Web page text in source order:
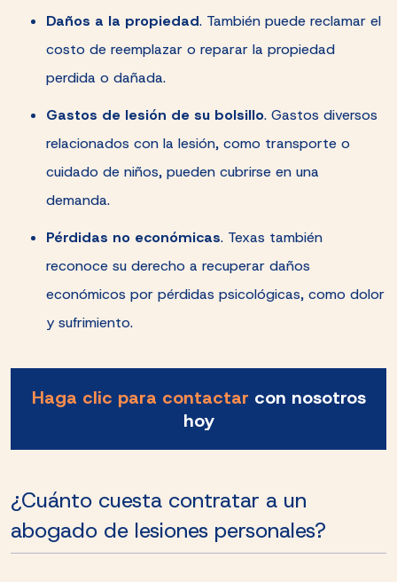
Daños a la propiedad. También puede reclamar el
costo de reemplazar o reparar la propiedad
perdida o dañada.
Gastos de lesión de su bolsillo. Gastos diversos
relacionados con la lesión, como transporte o
cuidado de niños, pueden cubrirse en una
demanda.
Pérdidas no económicas. Texas también
reconoce su derecho a recuperar daños
económicos por pérdidas psicológicas, como dolor
y sufrimiento.
Haga clic para contactar con nosotros
hoy
¿Cuánto cuesta contratar a un
abogado de lesiones personales?